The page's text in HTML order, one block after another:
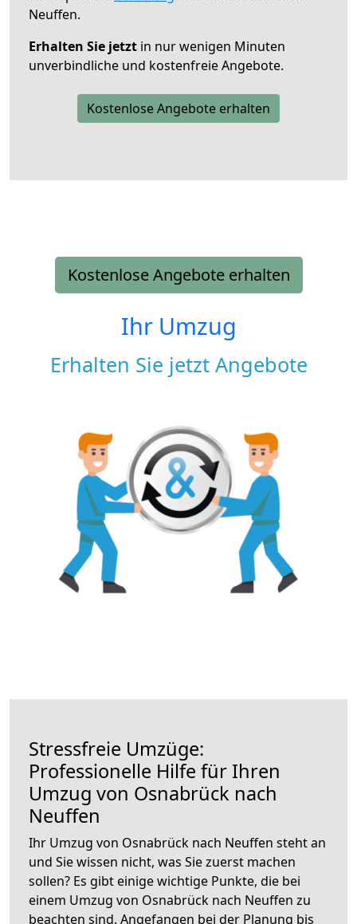
Neuffen.
Erhalten Sie jetzt in nur wenigen Minuten
unverbindliche und kostenfreie Angebote.
Kostenlose Angebote erhalten
Kostenlose Angebote erhalten
Ihr Umzug
Erhalten Sie jetzt Angebote
Stressfreie Umzüge:
Professionelle Hilfe für Ihren
Umzug von Osnabrück nach
Neuffen
Ihr Umzug von Osnabrück nach Neuffen steht an
und Sie wissen nicht, was Sie zuerst machen
sollen? Es gibt einige wichtige Punkte, die bei
einem Umzug von Osnabrück nach Neuffen zu
beachten sind. Angefangen bei der Planung bis